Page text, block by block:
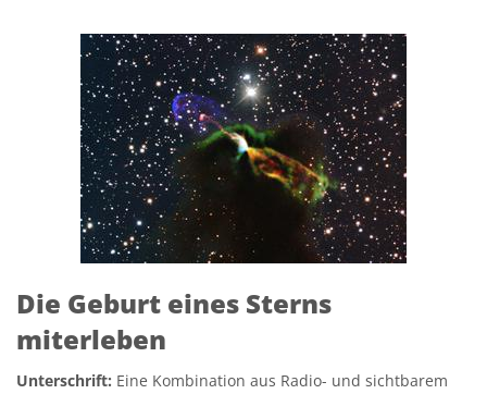
Die Geburt eines Sterns
miterleben
Unterschrift: Eine Kombination aus Radio- und sichtbarem